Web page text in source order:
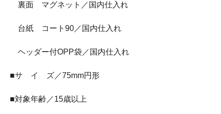
裏面 マグネット／国内仕入れ
台紙 コート90／国内仕入れ
ヘッダー付OPP袋／国内仕入れ
■サ イ ズ／75mm円形
■対象年齢／15歳以上